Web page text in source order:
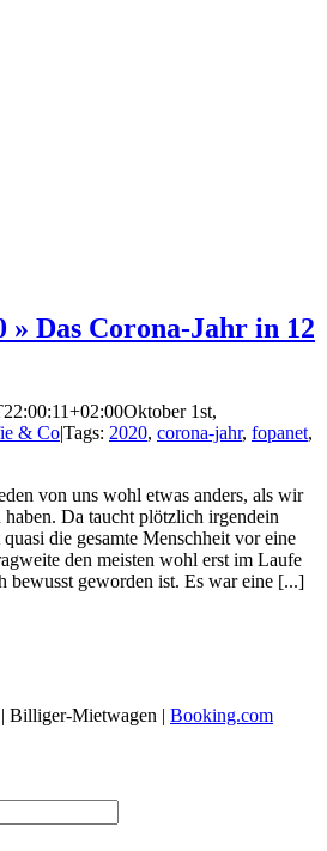
» Das Corona-Jahr in 12
Oktober 1st,
& Co|Tags: 2020, corona-jahr, fopanet,
von uns wohl etwas anders, als wir
Da taucht plötzlich irgendein
die gesamte Menschheit vor eine
den meisten wohl erst im Laufe
bewusst geworden ist. Es war eine [...]
Billiger-Mietwagen | Booking.com